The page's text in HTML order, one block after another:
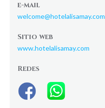
e-mail
welcome@hotelalisamay.com
Sitio web
www.hotelalisamay.com
Redes